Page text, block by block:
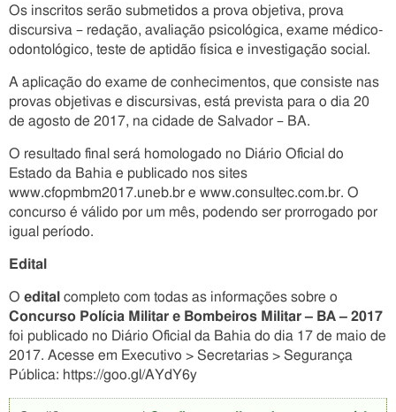
Os inscritos serão submetidos a prova objetiva, prova
discursiva – redação, avaliação psicológica, exame médico-
odontológico, teste de aptidão física e investigação social.
A aplicação do exame de conhecimentos, que consiste nas
provas objetivas e discursivas, está prevista para o dia 20
de agosto de 2017, na cidade de Salvador – BA.
O resultado final será homologado no Diário Oficial do
Estado da Bahia e publicado nos sites
www.cfopmbm2017.uneb.br e www.consultec.com.br. O
concurso é válido por um mês, podendo ser prorrogado por
igual período.
Edital
O edital completo com todas as informações sobre o
Concurso Polícia Militar e Bombeiros Militar – BA – 2017
foi publicado no Diário Oficial da Bahia do dia 17 de maio de
2017. Acesse em Executivo > Secretarias > Segurança
Pública: https://goo.gl/AYdY6y